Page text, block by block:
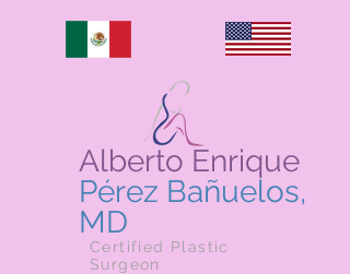
Alberto Enrique
Pérez Bañuelos,
MD
Certified Plastic
Surgeon